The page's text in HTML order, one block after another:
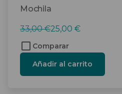
Mochila
33,00€
El
precio
original
era:
33,00 €.
25,00 €
El
precio
actual
25,00 €.
Comparar
Añadir al carrito